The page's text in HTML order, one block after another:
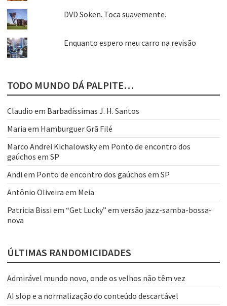
DVD Soken. Toca suavemente.
Enquanto espero meu carro na revisão
TODO MUNDO DÁ PALPITE…
Claudio em Barbadíssimas J. H. Santos
Maria em Hamburguer Grã Filé
Marco Andrei Kichalowskyem Ponto de encontro dos
gaúchos em SP
Andi em Ponto de encontro dos gaúchos em SP
Antônio Oliveira em Meia
Patricia Bissi em “Get Lucky” em versão jazz-samba-bossa-
nova
ÚLTIMAS RANDOMICIDADES
Admirável mundo novo, onde os velhos não têm vez
AI slop e a normalização do conteúdo descartável